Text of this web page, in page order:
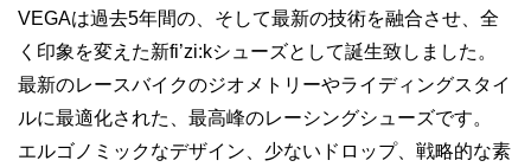
VEGAは過去5年間の、そして最新の技術を融合させ、全
く印象を変えた新fi’zi:kシューズとして誕生致しました。
最新のレースバイクのジオメトリーやライディングスタイ
ルに最適化された、最高峰のレーシングシューズです。
エルゴノミックなデザイン、少ないドロップ、戦略的な素